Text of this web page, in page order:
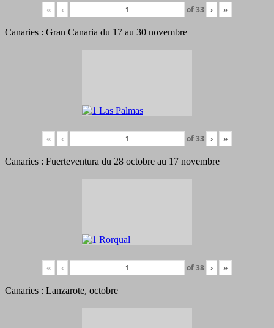
« ‹ of33 › »
Canaries : Gran Canaria du 17 au 30 novembre
« ‹ of33 › »
Canaries : Fuerteventura du 28 octobre au 17 novembre
« ‹ of38 › »
Canaries : Lanzarote, octobre